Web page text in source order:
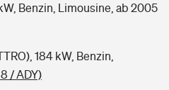
Benzin, Limousine, ab 2005
184 kW, Benzin,
/ ADY)